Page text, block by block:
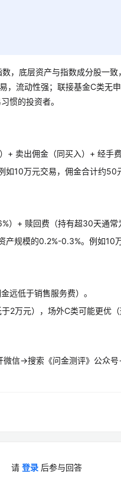
，底层资产与指数成分股一
，流动性强；联接基金C类无
惯的投资者。
+ 卖出佣金（同买入）+ 经手
如10万元交易，佣金合计约50
）+ 赎回费（持有超30天通常
产规模的0.2%-0.3%。例如10
远低于销售服务费）。
2万元），场外C类可能更优（
微信→搜索《问金测评》公众
请 登录 后参与回答